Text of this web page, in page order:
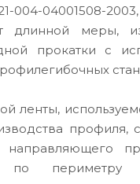
004-04001508-
длинной меры,
прокатки с
ленты,
профиля,
направляющего
по периметру